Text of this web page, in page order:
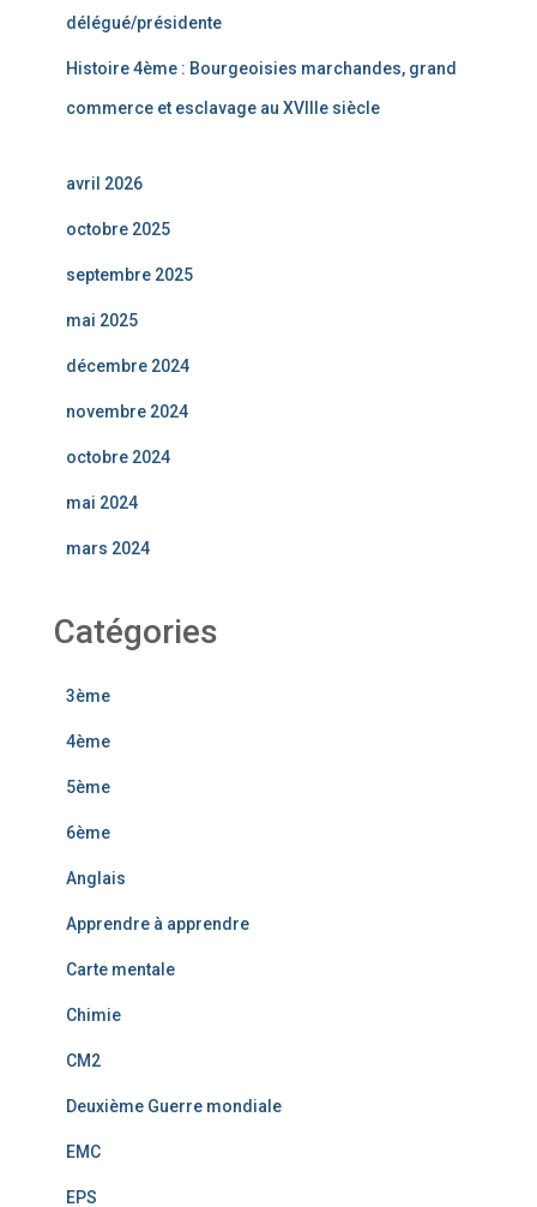
délégué/présidente
Histoire 4ème : Bourgeoisies marchandes, grand
commerce et esclavage au XVIIIe siècle
avril 2026
octobre 2025
septembre 2025
mai 2025
décembre 2024
novembre 2024
octobre 2024
mai 2024
mars 2024
Catégories
3ème
4ème
5ème
6ème
Anglais
Apprendre à apprendre
Carte mentale
Chimie
CM2
Deuxième Guerre mondiale
EMC
EPS